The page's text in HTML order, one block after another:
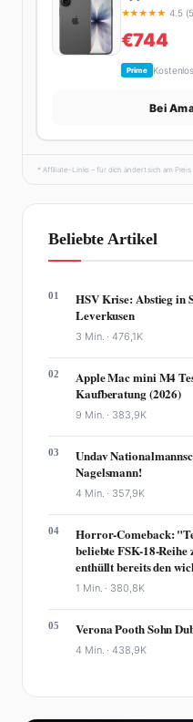
★★★★★ 4.5
€744
Prime
Bei
* Affiliate-Links – für dich ändert sich am Preis
Beliebte Artikel
01
HSV Krise: Abstieg in
Leverkusen
3 Min. ·476,1K
02
Apple Mac mini M4
Kaufberatung (2026)
9 Min. · 383,9K
03
Undav
Nagelsmann!
4 Min. · 357,9K
04
Horror-Comeback:
beliebte FSK-18-
enthüllt bereits den
1 Min. · 380,8K
05 Verona Pooth Sohn
4 Min. ·438,9K